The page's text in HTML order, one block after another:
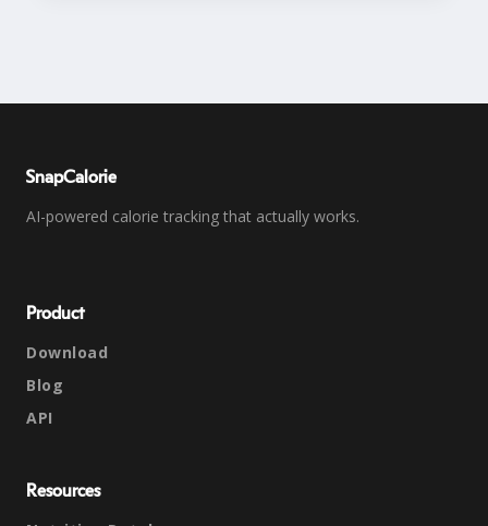
SnapCalorie
AI-powered calorie tracking that actually works.
Product
Download
Blog
API
Resources